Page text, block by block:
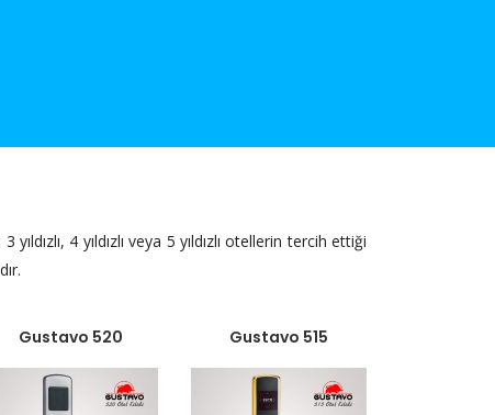
4 yıldızlı veya 5 yıldızlı otellerin tercih ettiği
Gustavo 520 Gustavo 515